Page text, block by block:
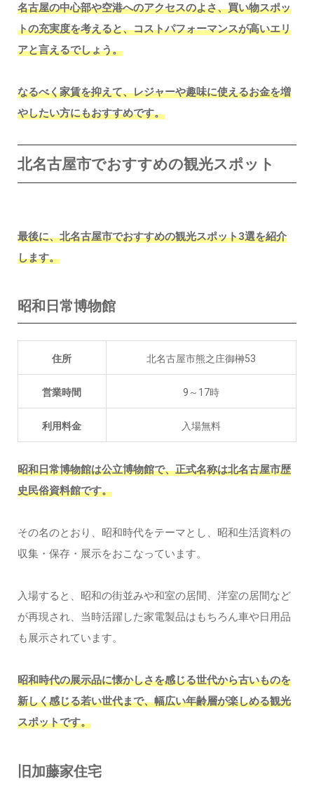
名古屋の中心部や空港へのアクセスのよさ、買い物スポッ
トの充実度を考えると、コストパフォーマンスが高いエリ
アと言えるでしょう。
なるべく家賃を抑えて、レジャーや趣味に使えるお金を増
やしたい方にもおすすめです。
北名古屋市でおすすめの観光スポット
最後に、北名古屋市でおすすめの観光スポット3選を紹介
します。
昭和日常博物館
住所 北名古屋市熊之庄御榊53
営業時間 9～17時
利用料金 入場無料
昭和日常博物館は公立博物館で、正式名称は北名古屋市歴
史民俗資料館です。
その名のとおり、昭和時代をテーマとし、昭和生活資料の
収集・保存・展示をおこなっています。
入場すると、昭和の街並みや和室の居間、洋室の居間など
が再現され、当時活躍した家電製品はもちろん車や日用品
も展示されています。
昭和時代の展示品に懐かしさを感じる世代から古いものを
新しく感じる若い世代まで、幅広い年齢層が楽しめる観光
スポットです。
旧加藤家住宅